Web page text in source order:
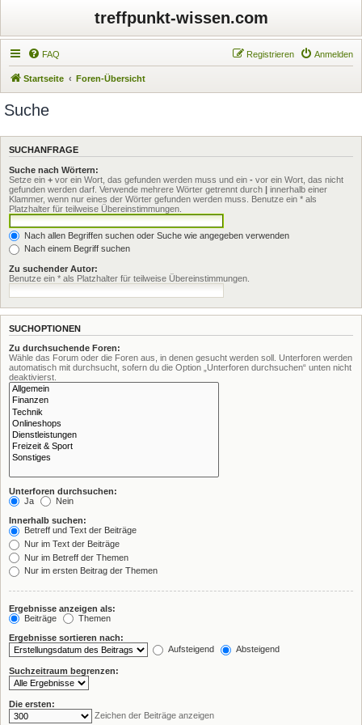
treffpunkt-wissen.com
FAQ Anmelden
Registrieren
Startseite Foren-Übersicht
Suche
SUCHANFRAGE
Suche nach Wörtern:
Setze ein + vor ein Wort, das gefunden werden muss und ein - vor ein Wort, das nicht
gefunden werden darf. Verwende mehrere Wörter getrennt durch | innerhalb einer
Klammer, wenn nur eines der Wörter gefunden werden muss. Benutze ein * als
Platzhalter für teilweise Übereinstimmungen.
Nach allen Begriffen suchen oder Suche wie angegeben verwenden
Nach einem Begriff suchen
Zu suchender Autor:
Benutze ein * als Platzhalter für teilweise Übereinstimmungen.
SUCHOPTIONEN
Zu durchsuchende Foren:
Wähle das Forum oder die Foren aus, in denen gesucht werden soll. Unterforen werden
automatisch mit durchsucht, sofern du die Option „Unterforen durchsuchen“ unten nicht
deaktivierst.
Unterforen durchsuchen:
Ja
Nein
Innerhalb suchen:
Betreff und Text der Beiträge
Nur im Text der Beiträge
Nur im Betreff der Themen
Nur im ersten Beitrag der Themen
Ergebnisse anzeigen als:
Beiträge
Themen
Ergebnisse sortieren nach:
Aufsteigend
Absteigend
Suchzeitraum begrenzen:
Die ersten:
Zeichen der Beiträge anzeigen